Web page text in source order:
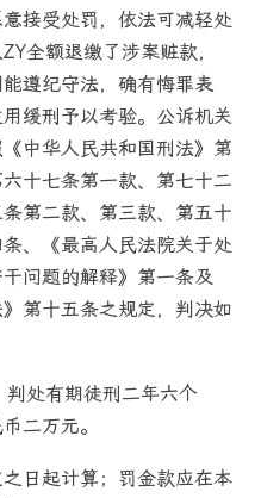
接受处罚，依法可减轻处
全额退缴了涉案赃款，
遵纪守法，确有悔罪表
缓刑予以考验。公诉机关
中华人民共和国刑法》第
十七条第一款、第七十二
第二款、第三款、第五十
、《最高人民法院关于处
问题的解释》第一条及
第十五条之规定，判决如
判处有期徒刑二年六个
二万元。
之日起计算；罚金款应在本